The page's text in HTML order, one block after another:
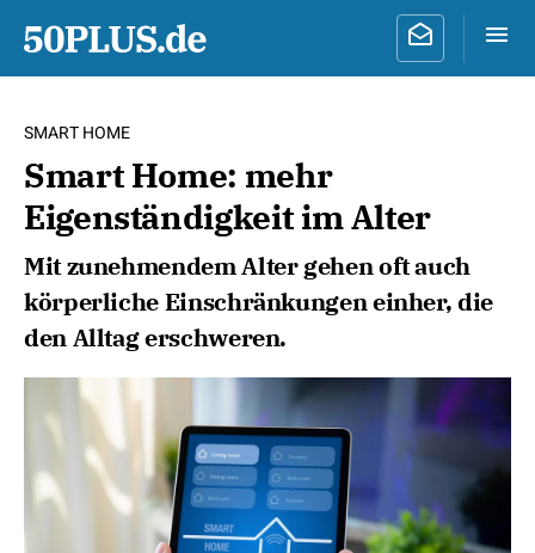
SMART HOME
Smart Home: mehr
Eigenständigkeit im Alter
Mit zunehmendem Alter gehen oft auch
körperliche Einschränkungen einher, die
den Alltag erschweren.